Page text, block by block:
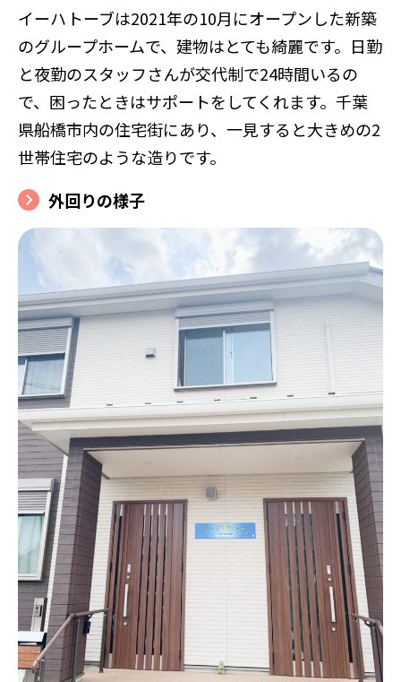
イーハトーブは2021年の10月にオープンした新築
のグループホームで、建物はとても綺麗です。日勤
と夜勤のスタッフさんが交代制で24時間いるの
で、困ったときはサポートをしてくれます。千葉
県船橋市内の住宅街にあり、一見すると大きめの2
世帯住宅のような造りです。
外回りの様子